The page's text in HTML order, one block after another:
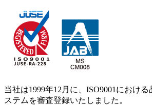
当社は1999年12月に、ISO9001におけ
ステムを審査登録いたしました。